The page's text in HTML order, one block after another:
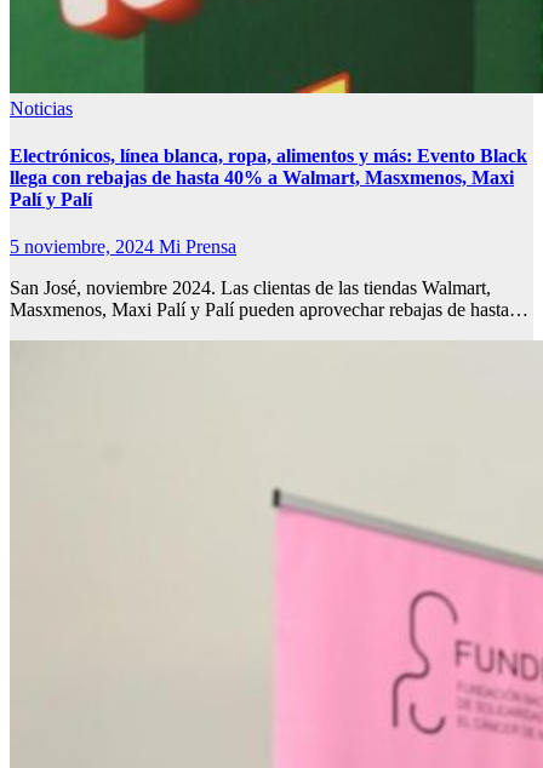
Noticias
Electrónicos, línea blanca, ropa, alimentos y más: Evento Black
llega con rebajas de hasta 40% a Walmart, Masxmenos, Maxi
Palí y Palí
5 noviembre, 2024 Mi Prensa
San José, noviembre 2024. Las clientas de las tiendas Walmart,
Masxmenos, Maxi Palí y Palí pueden aprovechar rebajas de hasta…